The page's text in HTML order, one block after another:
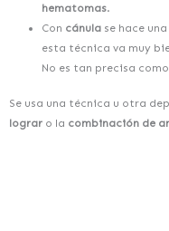
hematomas.
Con cánulase hace
esta técnica va muy
No es tan precisa
Se usa una técnica u otra
lograr o la combinación de